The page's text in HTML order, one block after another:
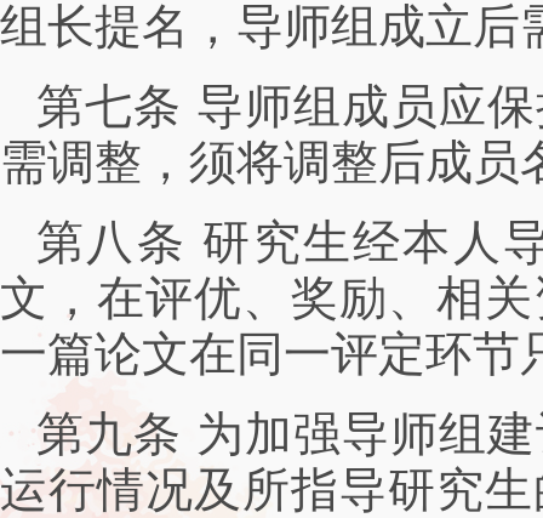
组长提名，导师组成立后
第七条 导师组成员应
需调整，须将调整后成
第八条 研究生经本人
文，在评优、奖励、相
一篇论文在同一评定环节
第九条 为加强导师组
运行情况及所指导研究